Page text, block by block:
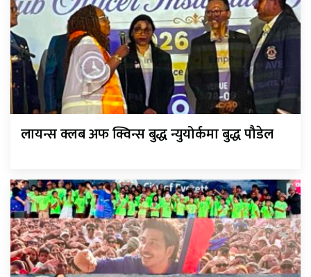
लायन्स क्लब अफ क्विन्स बुद्ध न्युयोर्कमा बुद्ध पौडेल